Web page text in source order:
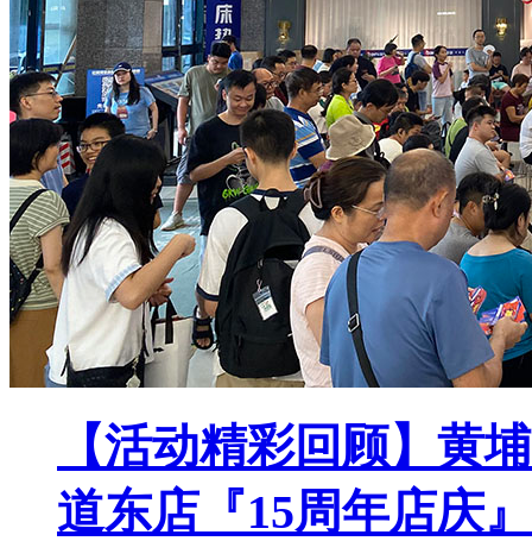
【活动精彩回顾】黄
道东店『15周年店庆